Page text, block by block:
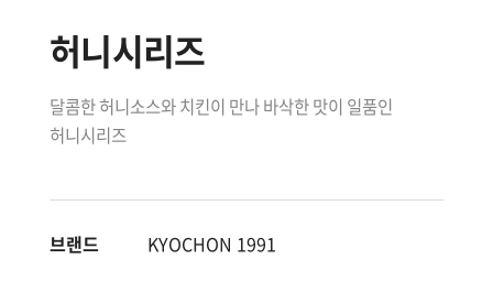
허니시리즈
달콤한 허니소스와 치킨이 만나 바삭한 맛이 일품인
허니시리즈
브랜드
KYOCHON 1991